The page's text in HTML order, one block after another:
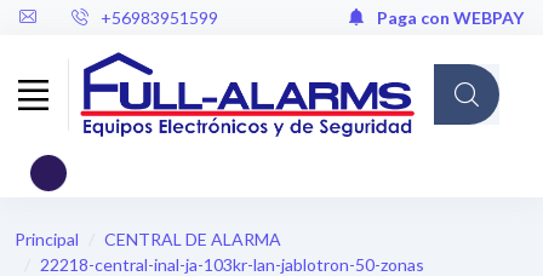
+56983951599 Paga con WEBPAY
Cargando...
Principal
CENTRAL DE ALARMA
22218-central-inal-ja-103kr-lan-jablotron-50-zonas